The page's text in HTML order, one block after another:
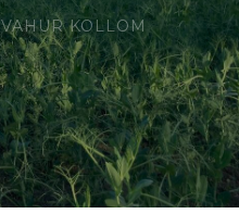
VAHUR KOLLOM